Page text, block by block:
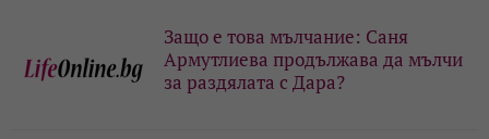
Защо е това мълчание: Саня
Армутлиева продължава да мълчи
за раздялата с Дара?